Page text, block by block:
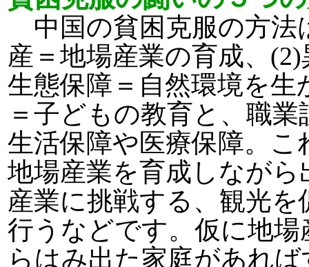
中国の貧困克服の方法
産＝地場産業の育成、
生態保障＝自然環境を
＝子どもの教育と、職
生活保障や医療保障。
地場産業を育成しなが
産業に挑戦する、観光
行うなどです。仮に地
らはみ出た家庭があれ